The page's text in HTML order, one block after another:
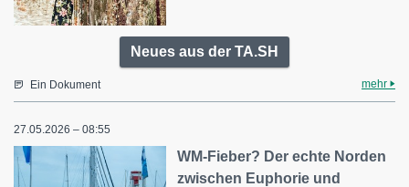
Neues aus der TA.SH
Ein Dokument mehr
27.05.2026 – 08:55
WM-Fieber? Der echte Norden
zwischen Euphorie und